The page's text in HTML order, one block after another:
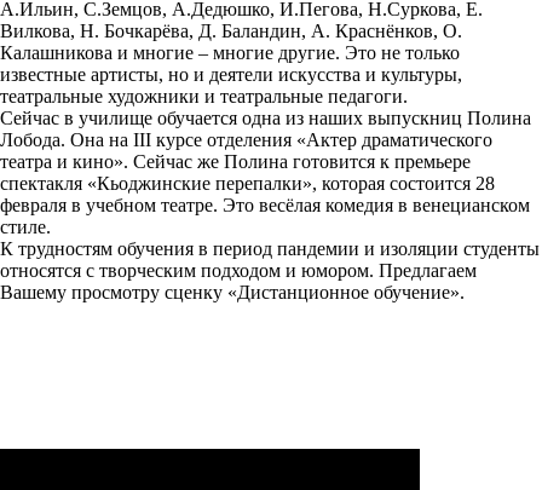
А.Ильин, С.Земцов, А.Дедюшко, И.Пегова, Н.Суркова, Е.
Вилкова, Н. Бочкарёва, Д. Баландин, А. Краснёнков, О.
Калашникова и многие – многие другие. Это не только
известные артисты, но и деятели искусства и культуры,
театральные художники и театральные педагоги.
Сейчас в училище обучается одна из наших выпускниц Полина
Лобода. Она на III курсе отделения «Актер драматического
театра и кино». Сейчас же Полина готовится к премьере
спектакля «Кьоджинские перепалки», которая состоится 28
февраля в учебном театре. Это весёлая комедия в венецианском
стиле.
К трудностям обучения в период пандемии и изоляции студенты
относятся с творческим подходом и юмором. Предлагаем
Вашему просмотру сценку «Дистанционное обучение».